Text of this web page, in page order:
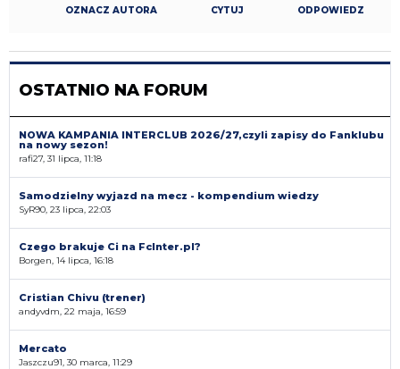
OZNACZ AUTORA CYTUJ ODPOWIEDZ
OSTATNIO NA FORUM
NOWA KAMPANIA INTERCLUB 2026/27,czyli zapisy do Fanklubu
na nowy sezon!
rafi27, 31 lipca, 11:18
Samodzielny wyjazd na mecz - kompendium wiedzy
SyR90, 23 lipca, 22:03
Czego brakuje Ci na FcInter.pl?
Borgen, 14 lipca, 16:18
Cristian Chivu (trener)
andyvdm, 22 maja, 16:59
Mercato
Jaszczu91, 30 marca, 11:29